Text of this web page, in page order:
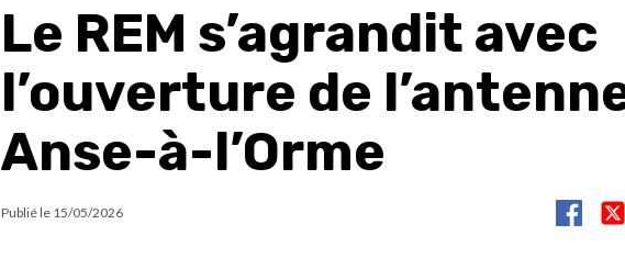
Le REM s’agrandit avec
l’ouverture de
Anse-à-l’Orme
Publié le 15/05/2026